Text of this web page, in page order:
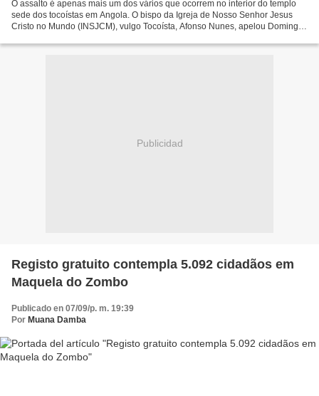
O assalto é apenas mais um dos vários que ocorrem no interior do templo
sede dos tocoístas em Angola. O bispo da Igreja de Nosso Senhor Jesus
Cristo no Mundo (INSJCM), vulgo Tocoísta, Afonso Nunes, apelou Domingo,
Publicidad
Registo gratuito contempla 5.092 cidadãos em
Maquela do Zombo
Publicado en 07/09/p. m. 19:39
Por Muana Damba